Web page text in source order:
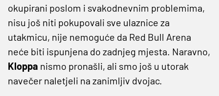
okupirani poslom i svakodnevnim problemima,
nisu još niti pokupovali sve ulaznice za
utakmicu, nije nemoguće da Red Bull Arena
neće biti ispunjena do zadnjeg mjesta. Naravno,
Kloppa nismo pronašli, ali smo još u utorak
navečer naletjeli na zanimljiv dvojac.